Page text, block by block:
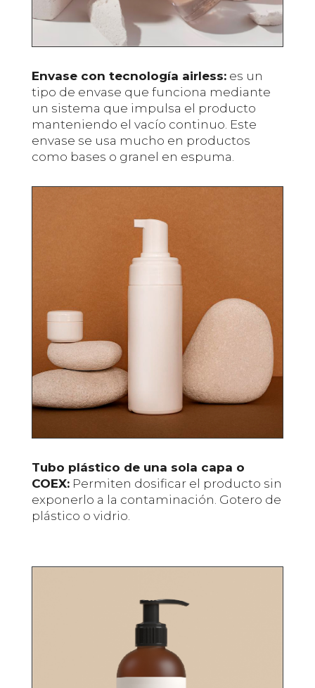
Envase con tecnología airless:es un
tipo de envase que funciona mediante
un sistema que impulsa el producto
manteniendo el vacío continuo. Este
envase se usa mucho en productos
como bases o granel en espuma.
Tubo plástico de una sola capa o
COEX:Permiten dosificar el producto sin
exponerlo a la contaminación. Gotero de
plástico o vidrio.